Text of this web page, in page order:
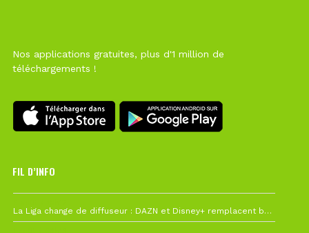
Nos applications gratuites, plus d'1 million de
téléchargements !
FIL D’INFO
La Liga change de diffuseur : DAZN et Disney+ remplacent beIN Sports !